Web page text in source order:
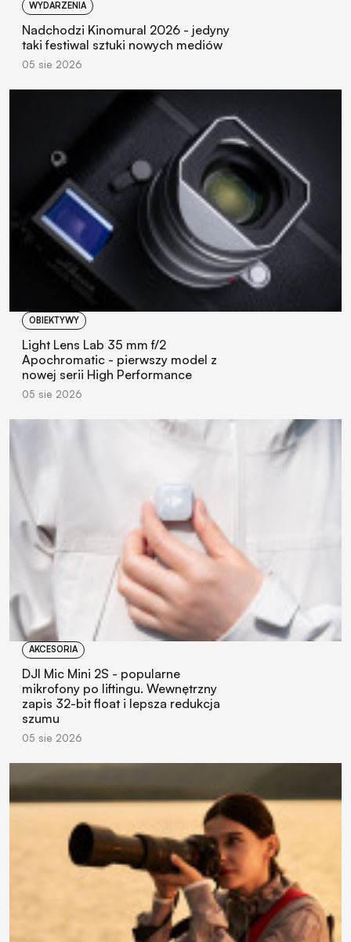
WYDARZENIA
Nadchodzi Kinomural 2026 - jedyny
taki festiwal sztuki nowych mediów
05 sie 2026
OBIEKTYWY
Light Lens Lab 35 mm f/2
Apochromatic - pierwszy model z
nowej serii High Performance
05 sie 2026
AKCESORIA
DJI Mic Mini 2S - popularne
mikrofony po liftingu. Wewnętrzny
zapis 32-bit float i lepsza redukcja
szumu
05 sie 2026